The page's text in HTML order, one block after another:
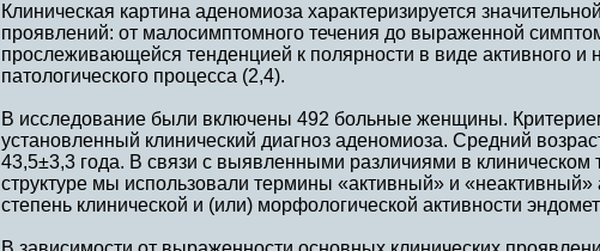
Клиническая картина аденомиоза характеризируется
проявлений: от малосимптомного течения до выраженной
прослеживающейся тенденцией к полярности в виде активного и
патологического процесса (2,4).
В исследование были включены 492 больные женщины.
установленный клинический диагноз аденомиоза. Средний
43,5±3,3 года. В связи с выявленными различиями в клиническом
структуре мы использовали термины «активный» и
степень клинической и (или) морфологической активности